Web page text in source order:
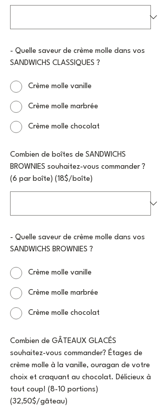
- Quelle saveur de crème molle dans vos
SANDWICHS CLASSIQUES ?
Crème molle vanille
Crème molle marbrée
Crème molle chocolat
Combien de boîtes de SANDWICHS
BROWNIES souhaitez-vous commander ?
(6 par boîte) (18$/boîte)
- Quelle saveur de crème molle dans vos
SANDWICHS BROWNIES ?
Crème molle vanille
Crème molle marbrée
Crème molle chocolat
Combien de GÂTEAUX GLACÉS
souhaitez-vous commander? Étages de
crème molle à la vanille, ouragan de votre
choix et craquant au chocolat. Délicieux à
tout coup! (8-10 portions)
(32,50$/gâteau)